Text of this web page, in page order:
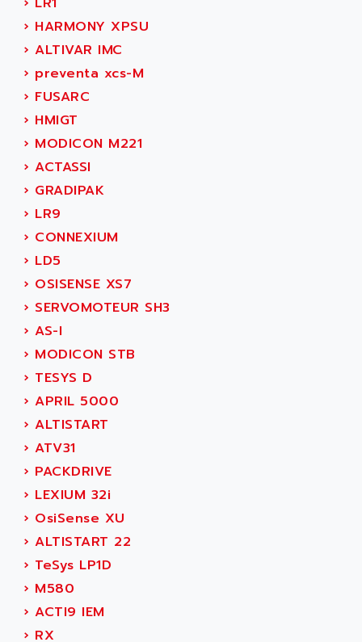
KDV
KVR
TVD
SERVO DRIVE
AC MAINSPINDLE
KDA
KDS
TDA
BUS
DIAX 4
cms3
PARVEX
AMS
R6TXB
MOVIDYN
MOVITRAC
LEXIUM
SERVVODYN
SERVODYN
SE50
LTD12
MDLA
MDLS
ADAC
ADAFRUIT
ADAM
ADAMCZEWSKI
ADAMEL
ADANI PSC
ADAPTATER
ADAPTATIVE
ADAPTORR
ADC AUTOMATICA
ADDA
ADDI DATA
ADEL SYSTEM
ADEPT
ADEPT TECHNOLOGY
ADES
ADETEC
ADISCOM
ADITEC
ADL
ADL EUROTECH
ADLEE POWERTRONIC
ADLINK
› HARMONY XPSU
› ALTIVAR IMC
› preventa xcs-M
› FUSARC
› HMIGT
› MODICON M221
› ACTASSI
› GRADIPAK
› LR9
› CONNEXIUM
› LD5
› OSISENSE XS7
› SERVOMOTEUR SH3
› AS-I
› MODICON STB
› TESYS D
› APRIL 5000
› ALTISTART
› ATV31
› PACKDRIVE
› LEXIUM 32i
› OsiSense XU
› ALTISTART 22
› TeSys LP1D
› M580
› ACTI9 IEM
› RX